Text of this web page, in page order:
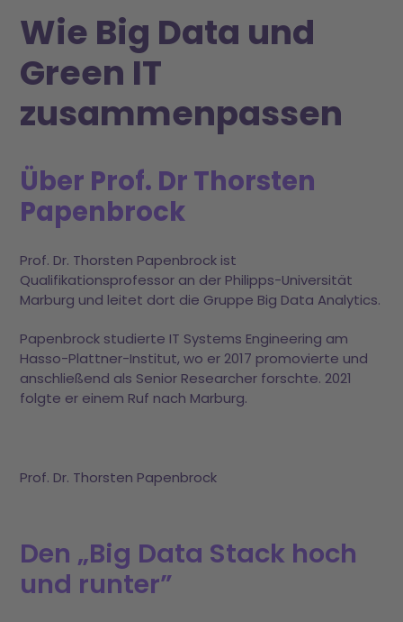
Wie Big Data und
Green IT
zusammenpassen
Über Prof. Dr Thorsten
Papenbrock
Prof. Dr. Thorsten Papenbrock ist
Qualifikationsprofessor an der Philipps-Universität
Marburg und leitet dort die Gruppe Big Data Analytics.
Papenbrock studierte IT Systems Engineering am
Hasso-Plattner-Institut, wo er 2017 promovierte und
anschließend als Senior Researcher forschte. 2021
folgte er einem Ruf nach Marburg.
Prof. Dr. Thorsten Papenbrock
Den „Big Data Stack hoch
und runter”